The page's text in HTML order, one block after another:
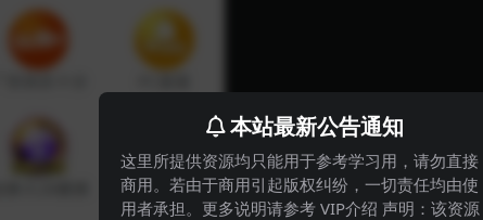
本站最新公告通知
这里所提供资源均只能用于参考学习用，请勿直接
商用。若由于商用引起版权纠纷，一切责任均由使
用者承担。更多说明请参考 VIP介绍 声明：该资源